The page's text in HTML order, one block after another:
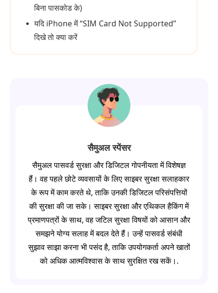
बिना पासकोड के)
यदि iPhone में “SIM Card Not Supported”
दिखे तो क्या करें
सैमुअल स्पेंसर
सैमुअल पासवर्ड सुरक्षा और डिजिटल गोपनीयता में विशेषज्ञ
हैं। वह पहले छोटे व्यवसायों के लिए साइबर सुरक्षा सलाहकार
के रूप में काम करते थे, ताकि उनकी डिजिटल परिसंपत्तियों
की सुरक्षा की जा सके। साइबर सुरक्षा और एथिकल हैकिंग में
प्रमाणपत्रों के साथ, वह जटिल सुरक्षा विषयों को आसान और
समझने योग्य सलाह में बदल देते हैं। उन्हें पासवर्ड संबंधी
सुझाव साझा करना भी पसंद है, ताकि उपयोगकर्ता अपने खातों
को अधिक आत्मविश्वास के साथ सुरक्षित रख सकें।.